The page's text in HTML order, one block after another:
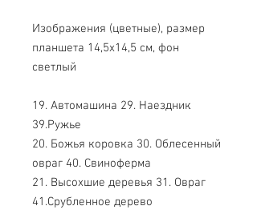
Изображения (цветные), размер
планшета 14,5x14,5 см, фон
светлый
19. Автомашина 29. Наездник
39.Ружье
20. Божья коровка 30. Облесенный
овраг 40. Свиноферма
21. Высохшие деревья 31. Овраг
41.Срубленное дерево